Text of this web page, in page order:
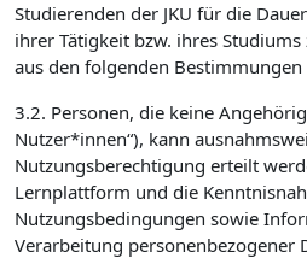
Studierenden der JKU für die
ihrer Tätigkeit bzw. ihres
aus den folgenden
3.2. Personen, die keine
Nutzer*innen“), kann
Nutzungsberechtigung erteilt
Lernplattform und die
Nutzungsbedingungen sowie
Verarbeitung personenbezogener